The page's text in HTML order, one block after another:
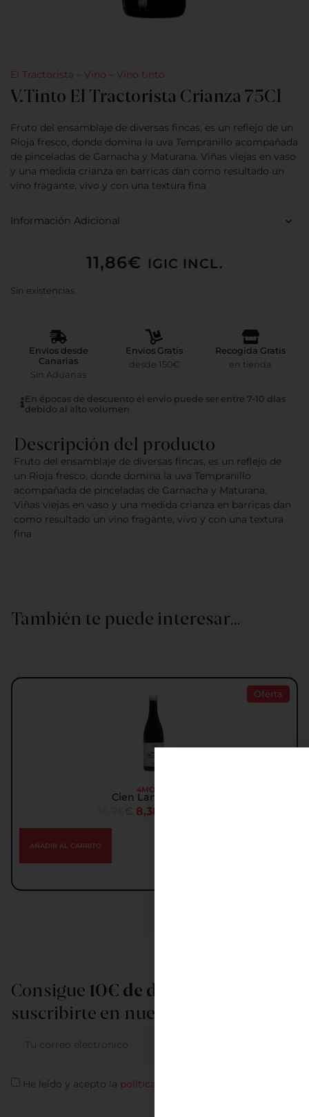
El Tractorista Vino Vino tinto
V.Tinto El Tractorista Crianza 75Cl
Fruto del ensamblaje de diversas fincas, es un reflejo de un
Rioja fresco, donde domina la uva Tempranillo acompañada
de pinceladas de Garnacha y Maturana. Viñas viejas en vaso
y una medida crianza en barricas dan como resultado un
vino fragante, vivo y con una textura fina
Información Adicional
11,86€ IGIC INCL.
Sin existencias
Envíos desde
Canarias
Sin Aduanas
Envíos Gratis
desde 150€
Recogida Gratis
en tienda
En épocas de descuento el envío puede ser entre 7-10 días
debido al alto volumen
Descripción del producto
Fruto del ensamblaje de diversas fincas, es un reflejo de
un Rioja fresco, donde domina la uva Tempranillo
acompañada de pinceladas de Garnacha y Maturana.
Viñas viejas en vaso y una medida crianza en barricas dan
como resultado un vino fragante, vivo y con una textura
fina
También te puede interesar…
Oferta
4MONOS
Cien Lanzas 2017
8,38
AÑADIR AL CARRITO
Consigue 10€ de descuento
suscribirte en nuestra newsletter
He leído y acepto la política de privacidad